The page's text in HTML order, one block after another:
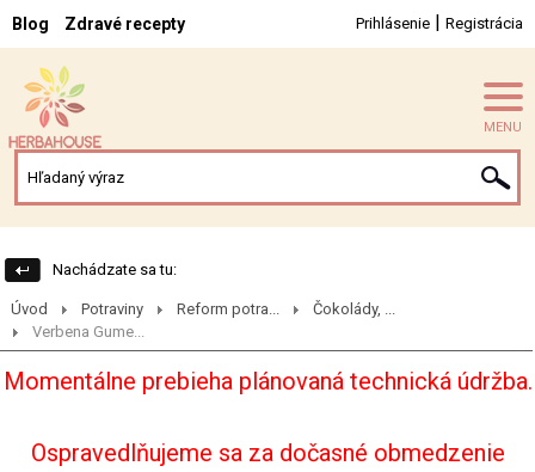
Blog Zdravé recepty Prihlásenie | Registrácia
MENU
Nachádzate sa tu:
Úvod Potraviny Reform potra...
Čokolády, ...
Verbena Gume...
Momentálne prebieha plánovaná technická údržba.
Ospravedlňujeme sa za dočasné obmedzenie